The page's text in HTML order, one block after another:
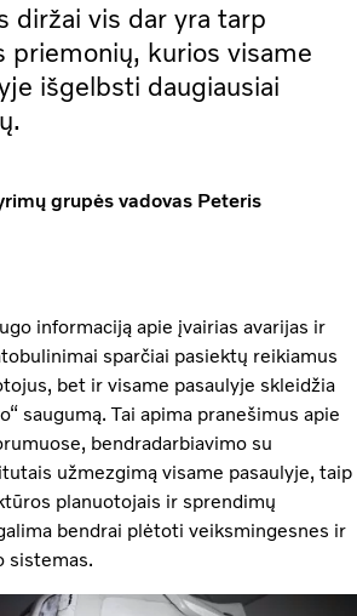
diržai vis dar yra tarp
priemonių, kurios visame
išgelbsti daugiausiai
grupės vadovas Peteris
informaciją apie įvairias avarijas ir
sparčiai pasiektų reikiamus
bet ir visame pasaulyje skleidžia
saugumą. Tai apima pranešimus apie
bendradarbiavimo su
užmezgimą visame pasaulyje, taip
planuotojais ir sprendimų
bendrai plėtoti veiksmingesnes ir
sistemas.